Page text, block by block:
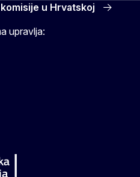
u Hrvatskoj
upravlja: